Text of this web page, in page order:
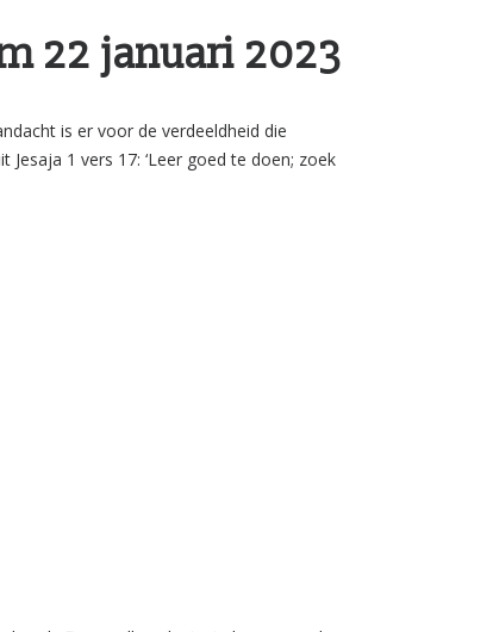
22 januari 2023
is er voor de verdeeldheid die
1 vers 17: ‘Leer goed te doen; zoek